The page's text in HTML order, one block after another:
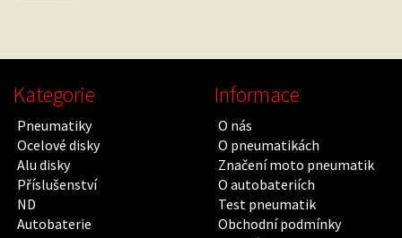
Kategorie
Pneumatiky
Ocelové disky
Alu disky
Příslušenství
ND
Autobaterie
Informace
O nás
O pneumatikách
Značení moto pneumatik
O autobateriích
Test pneumatik
Obchodní podmínky